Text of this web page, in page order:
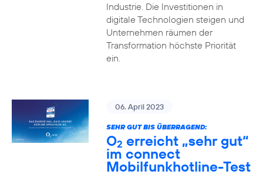
Industrie. Die Investitionen in
digitale Technologien steigen und
Unternehmen räumen der
Transformation höchste Priorität
ein.
06. April 2023
SEHR GUT BIS ÜBERRAGEND:
O2 erreicht „sehr gut“
im connect
Mobilfunkhotline-Test